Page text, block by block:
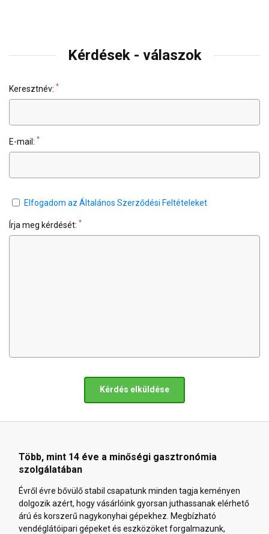
Kérdések - válaszok
Keresztnév: *
E-mail: *
Elfogadom az Általános Szerződési Feltételeket
Írja meg kérdését: *
Kérdés elküldése
Több, mint 14 éve a minőségi gasztronómia
szolgálatában
Évről évre bővülő stabil csapatunk minden tagja keményen
dolgozik azért, hogy vásárlóink gyorsan juthassanak elérhető
árú és korszerű nagykonyhai gépekhez. Megbízható
vendéglátóipari gépeket és eszközöket forgalmazunk,